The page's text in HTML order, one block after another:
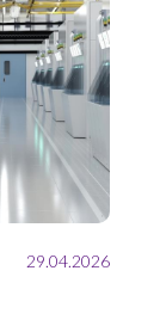
29.04.2026